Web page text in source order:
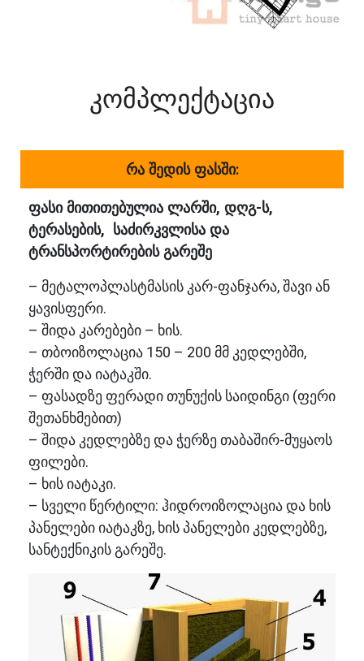
კომპლექტაცია
რა შედის ფასში:
ფასი მითითებულია ლარში, დღგ-ს,
ტერასების, საძირკვლისა და
ტრანსპორტირების გარეშე
– მეტალოპლასტმასის კარ-ფანჯარა, შავი ან
ყავისფერი.
– შიდა კარებები – ხის.
– თბოიზოლაცია 150 – 200 მმ კედლებში,
ჭერში და იატაკში.
– ფასადზე ფერადი თუნუქის საიდინგი (ფერი
შეთანხმებით)
– შიდა კედლებზე და ჭერზე თაბაშირ-მუყაოს
ფილები.
– ხის იატაკი.
– სველი წერტილი: ჰიდროიზოლაცია და ხის
პანელები იატაკზე, ხის პანელები კედლებზე,
სანტექნიკის გარეშე.